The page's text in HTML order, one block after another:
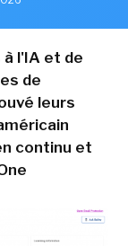
à l'IA et de
de
leurs
continu et